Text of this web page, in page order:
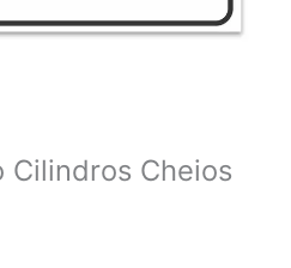
Cilindros Cheios